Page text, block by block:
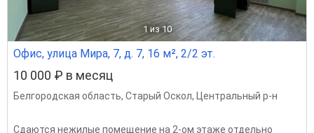
1 из 10
Офис, улица Мира, 7, д. 7, 16 м², 2/2 эт.
10 000 ₽ в месяц
Белгородская область, Старый Оскол, Центральный р-н
Сдаются нежилые помещение на 2-ом этаже отдельно